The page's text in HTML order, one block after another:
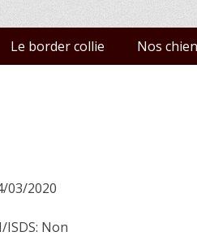
Le border collie Nos
03/2020
ISDS: Non